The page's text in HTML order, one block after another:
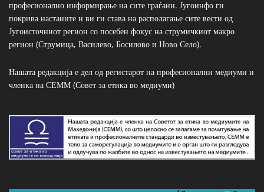
професионално информирање на сите граѓани. Југоинфо ги
покрива настаните и ви ги става на располагање сите вести од
Југоисточниот регион со посебен фокус на струмичкиот макро
регион (Струмица, Василево, Босилово и Ново Село).
Нашата редакција е дел од регистарот на професионални медиуми и
членка на СЕММ (Совет за етика во медиуми)